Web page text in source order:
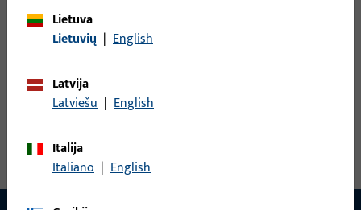
Rankenos štiftas, bendras plotis 9 mm, bendras aukštis / gylis
Peržiūrėti visus variantus
Lietuva
Lietuvių | English
Latvija
Latviešu | English
Italija
Italiano | English